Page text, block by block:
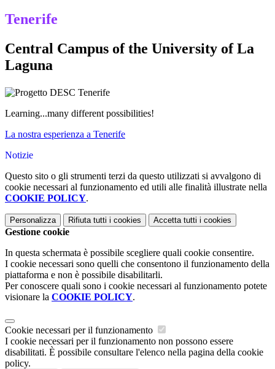
Tenerife
Central Campus of the University of La
Laguna
Learning...many different possibilities!
La nostra esperienza a Tenerife
Notizie
Questo sito o gli strumenti terzi da questo utilizzati si avvalgono di
cookie necessari al funzionamento ed utili alle finalità illustrate nella
COOKIE POLICY.
Personalizza Rifiuta tutti i cookies Accetta tutti i cookies
Gestione cookie
In questa schermata è possibile scegliere quali cookie consentire.
I cookie necessari sono quelli che consentono il funzionamento della
piattaforma e non è possibile disabilitarli.
Per conoscere quali sono i cookie necessari al funzionamento potete
visionare la COOKIE POLICY.
Cookie necessari per il funzionamento
I cookie necessari per il funzionamento non possono essere
disabilitati. È possibile consultare l'elenco nella pagina della cookie
policy.